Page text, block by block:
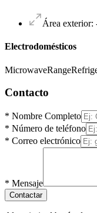
Área exterior:
Electrodomésticos
MicrowaveRange
Contacto
* Nombre Completo
* Número de teléfono
* Correo electrónico
* Mensaje
Contactar